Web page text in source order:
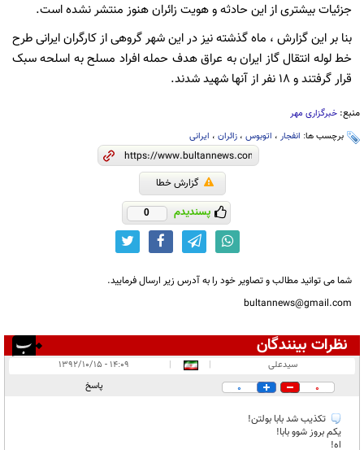
جزئیات بیشتری از این حادثه و هویت زائران هنوز منتشر نشده است.
بنا بر این گزارش ، ماه گذشته نیز در این شهر گروهی از کارگران ایرانی طرح
خط لوله انتقال گاز ایران به عراق هدف حمله افراد مسلح به اسلحه سبک
قرار گرفتند و 18 نفر از آنها شهید شدند.
منبع: خبرگزاری مهر
برچسب ها: انفجار ، اتوبوس ، زائران ، ایرانی
گزارش خطا
پسندیدم 0
شما می توانید مطالب و تصاویر خود را به آدرس زیر ارسال فرمایید.
bultannews@gmail.com
نظرات بینندگان
در انتظار بررسی:۱
سیدعلی |
|
۱۴:۰۹ - ۱۳۹۲/۱۰/۱۵
0
0 پاسخ
تکذیب شد بابا بولتن!
یکم بروز شوو بابا!
اه!